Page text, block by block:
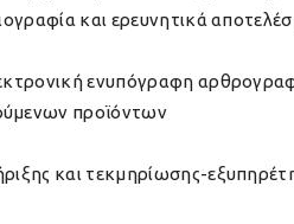
και ερευνητικά
ενυπόγραφη
προϊόντων
και τεκμηρίωσης-